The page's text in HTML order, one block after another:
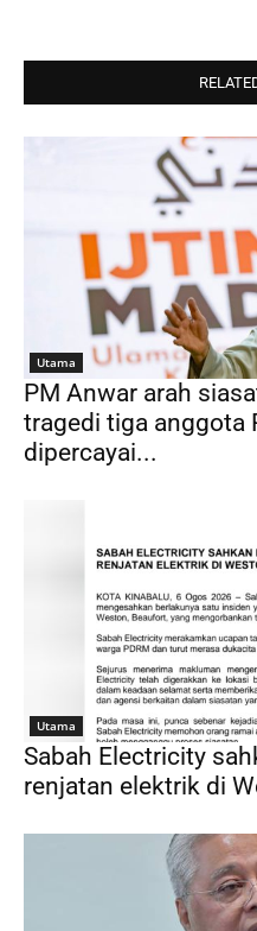
Utama
PM Anwar arah
tragedi tiga anggota
dipercayai...
Utama
Sabah Electricity
renjatan elektrik di